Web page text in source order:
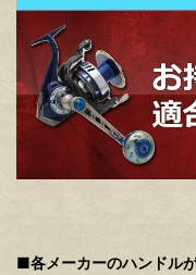
■各メーカーのハンドル